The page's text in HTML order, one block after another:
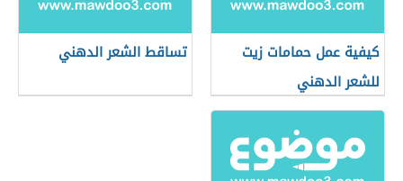
كيفية عمل حمامات زيت
للشعر الدهني
تساقط الشعر الدهني